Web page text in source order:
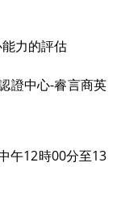
力的評估
證中心-睿言商英
午12時00分至13